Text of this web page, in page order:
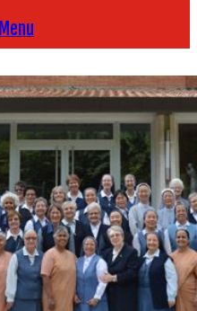
Menu